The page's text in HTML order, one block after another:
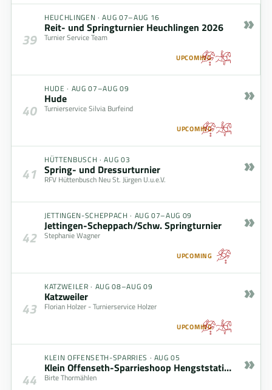
39
HEUCHLINGEN ·AUG 07–AUG 16
Reit- und Springturnier Heuchlingen 2026
Turnier Service Team
UPCOMING
»
40
HUDE · AUG 07–AUG 09
Hude
Turnierservice Silvia Burfeind
UPCOMING
»
41
HÜTTENBUSCH ·AUG 03
Spring- und Dressurturnier
RFV Hüttenbusch Neu St. Jürgen U.u.e.V.
»
42
JETTINGEN-SCHEPPACH · AUG 07–AUG 09
Jettingen-Scheppach/Schw. Springturnier
Stephanie Wagner
UPCOMING
»
43
KATZWEILER · AUG 08–AUG 09
Katzweiler
Florian Holzer - Turnierservice Holzer
UPCOMING
»
44
KLEIN OFFENSETH-SPARRIES · AUG 05
Klein Offenseth-Sparrieshoop Hengststation Maas J. Hell
Birte Thormählen
»